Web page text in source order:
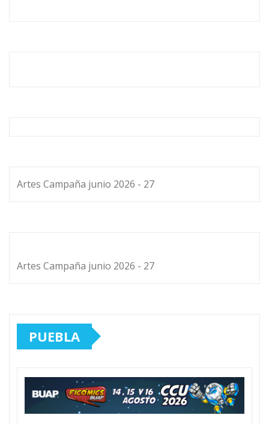
Artes Campaña junio 2026 - 27
Artes Campaña junio 2026 - 27
PUEBLA